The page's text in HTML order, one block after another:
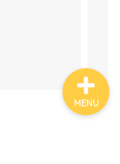
MENU